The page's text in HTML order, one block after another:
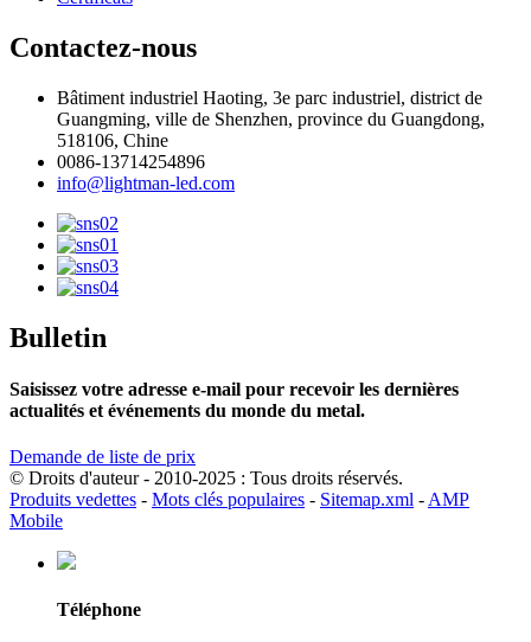
Contactez-nous
Bâtiment industriel Haoting, 3e parc industriel, district de
Guangming, ville de Shenzhen, province du Guangdong,
518106, Chine
0086-13714254896
info@lightman-led.com
Bulletin
Saisissez votre adresse e-mail pour recevoir les dernières
actualités et événements du monde du metal.
Demande de liste de prix
© Droits d'auteur - 2010-2025 : Tous droits réservés.
Produits vedettes - Mots clés populaires - Sitemap.xml - AMP
Mobile
Téléphone